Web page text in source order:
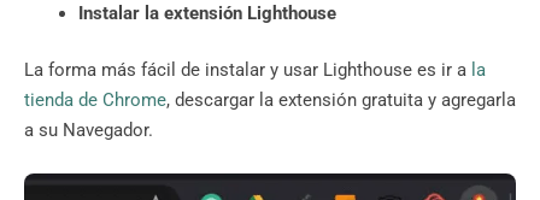
Instalar la extensión Lighthouse
La forma más fácil de instalar y usar Lighthouse es ir a la
tienda de Chrome, descargar la extensión gratuita y agregarla
a su Navegador.